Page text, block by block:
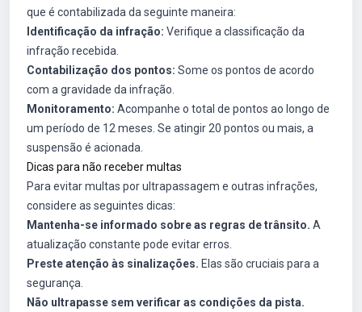
que é contabilizada da seguinte maneira:
Identificação da infração: Verifique a classificação da
infração recebida.
Contabilização dos pontos: Some os pontos de acordo
com a gravidade da infração.
Monitoramento: Acompanhe o total de pontos ao longo de
um período de 12 meses. Se atingir 20 pontos ou mais, a
suspensão é acionada.
Dicas para não receber multas
Para evitar multas por ultrapassagem e outras infrações,
considere as seguintes dicas:
Mantenha-se informado sobre as regras de trânsito. A
atualização constante pode evitar erros.
Preste atenção às sinalizações. Elas são cruciais para a
segurança.
Não ultrapasse sem verificar as condições da pista.